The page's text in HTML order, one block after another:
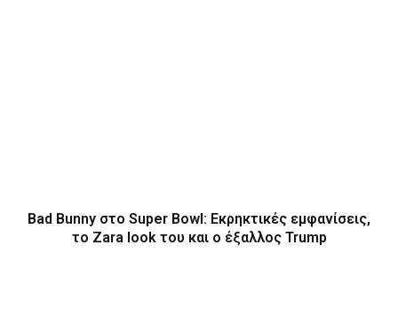
Bad Bunny στο Super Bowl: Εκρηκτικές εμφανίσεις,
το Zara look του και ο έξαλλος Trump